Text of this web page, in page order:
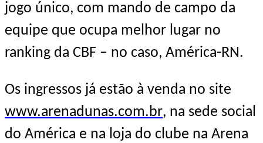
jogo único, com mando de campo da
equipe que ocupa melhor lugar no
ranking da CBF – no caso, América-RN.
Os ingressos já estão à venda no site
www.arenadunas.com.br, na sede social
do América e na loja do clube na Arena